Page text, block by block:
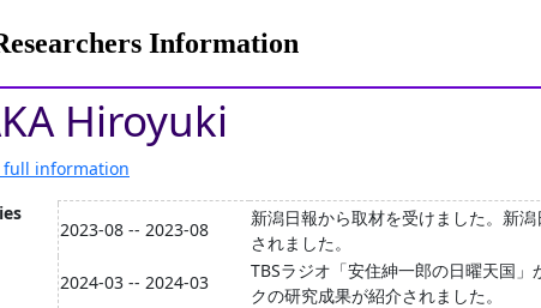
Information
Hiroyuki
full information
2023-08 -- 2023-08
新潟日報から取材を受けました。新
されました。
2024-03 -- 2024-03
TBSラジオ「安住紳一郎の日曜天国
クの研究成果が紹介されました。